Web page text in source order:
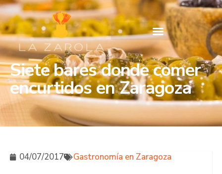
Siete bares donde comer
encurtidos en Zaragoza
04/07/2017 Gastronomía en Zaragoza